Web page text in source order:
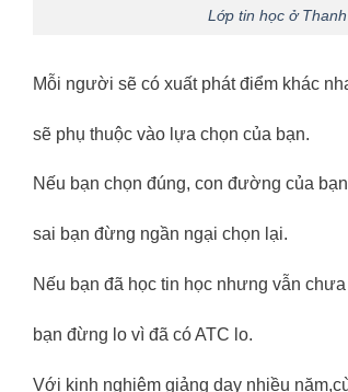
Lớp tin học ở
Mỗi người sẽ có xuất phát điểm khác
sẽ phụ thuộc vào lựa chọn của bạn.
Nếu bạn chọn đúng, con đường của
sai bạn đừng ngần ngại chọn lại.
Nếu bạn đã học tin học nhưng vẫn
bạn đừng lo vì đã có ATC lo.
Với kinh nghiệm giảng dạy nhiều